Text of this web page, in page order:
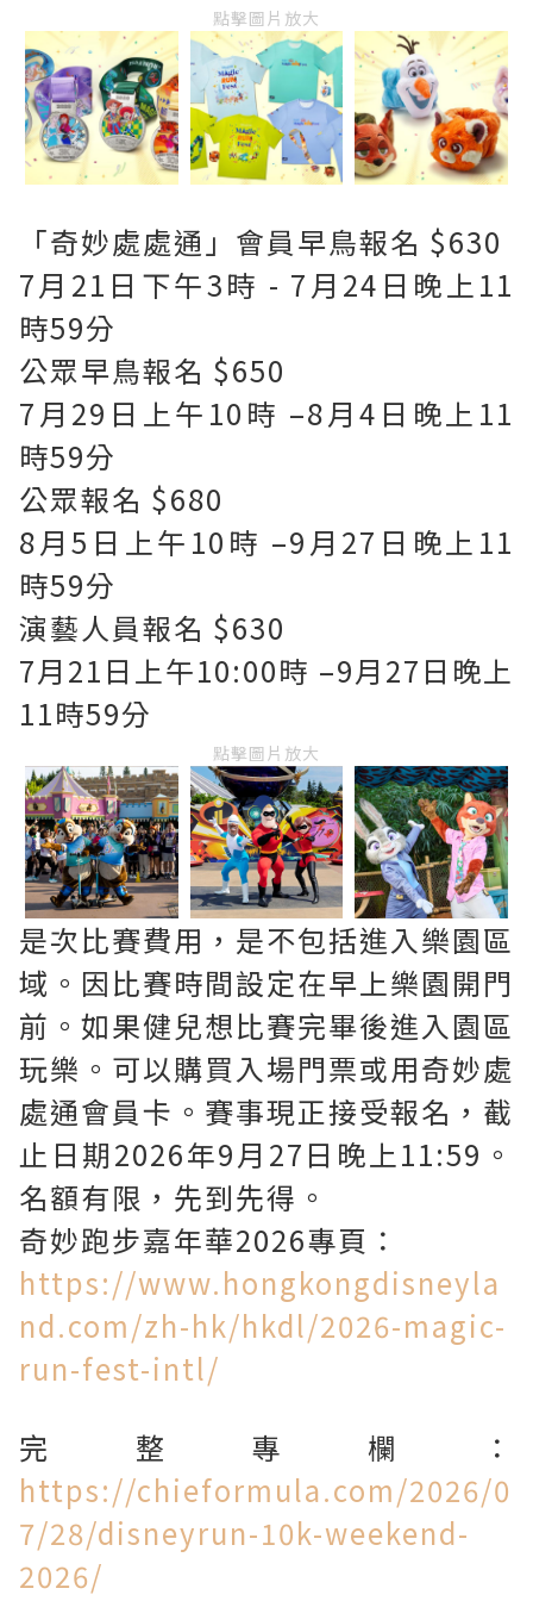
點擊圖片放大
「奇妙處處通」會員早鳥報名 $630
7月21日下午3時 - 7月24日晚上11
時59分
公眾早鳥報名 $650
7月29日上午10時 –8月4日晚上11
時59分
公眾報名 $680
8月5日上午10時 –9月27日晚上11
時59分
演藝人員報名 $630
7月21日上午10:00時 –9月27日晚上
11時59分
點擊圖片放大
是次比賽費用，是不包括進入樂園區
域。因比賽時間設定在早上樂園開門
前。如果健兒想比賽完畢後進入園區
玩樂。可以購買入場門票或用奇妙處
處通會員卡。賽事現正接受報名，截
止日期2026年9月27日晚上11:59。
名額有限，先到先得。
奇妙跑步嘉年華2026專頁：
https://www.hongkongdisneyla
nd.com/zh-hk/hkdl/2026-magic-
run-fest-intl/
完整專欄：
https://chieformula.com/2026/0
7/28/disneyrun-10k-weekend-
2026/